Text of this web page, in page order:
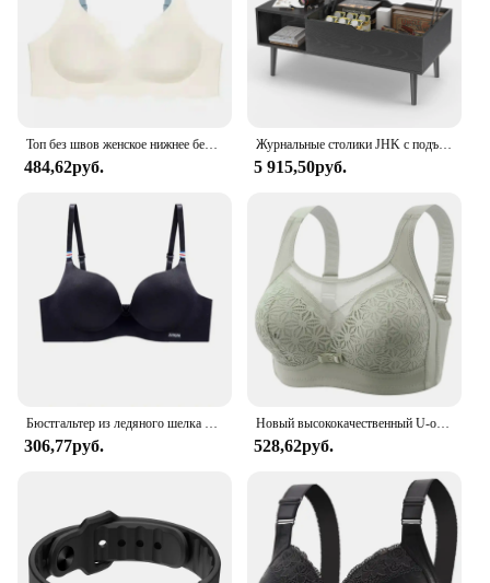
Топ без швов женское нижнее белье без стальных колец чистое Desire удобный бюстгальтер на бретельках регулируемый бюстгальтер с красивой спинкой тонкий
484,62руб.
Журнальные столики JHK с подъемным верхом для гостиной, 39,37 x 19,7 дюйма, письменный стол, обеденные столы из чайного дерева, регулируемая полка для хранения, легко поднимается или нижний
5 915,50руб.
Бюстгальтер из ледяного шелка для женщин, сексуальный бесшовный бюстгальтер без косточек, нижнее белье пуш-ап, беспроводной цельный бюстгальтер AB с чашкой, регулируемые бретели ярких цветов
306,77руб.
Новый высококачественный U-образный бюстгальтер без стального кольца с присборенными и регулируемыми бретелями тонкая чашка дышащий Женский бюстгальтер
528,62руб.